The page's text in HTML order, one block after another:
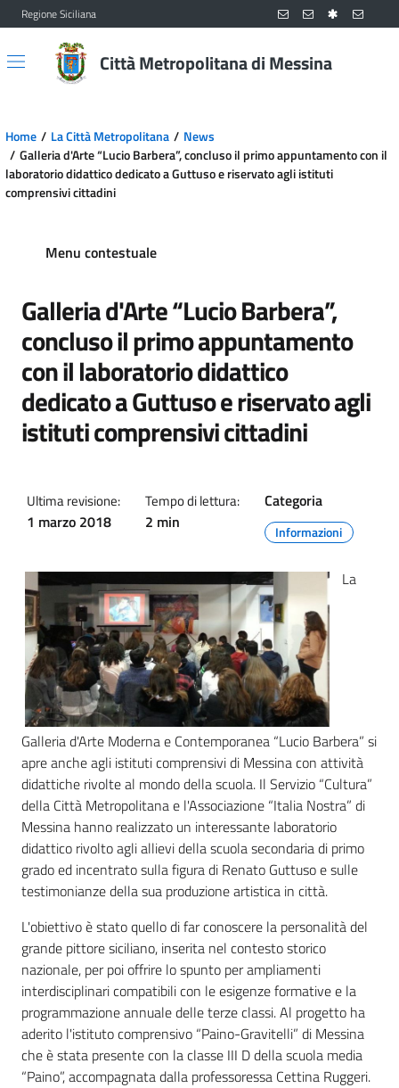
Vai al contenuto principale
Vai al menu principale
Regione Siciliana
Città Metropolitana di Messina
Home La Città Metropolitana
News
Galleria d'Arte “Lucio Barbera”, concluso il primo appuntamento con il
laboratorio didattico dedicato a Guttuso e riservato agli istituti
comprensivi cittadini
Menu contestuale
Galleria d'Arte “Lucio Barbera”,
concluso il primo appuntamento
con il laboratorio didattico
dedicato a Guttuso e riservato agli
istituti comprensivi cittadini
Ultima revisione:
1 marzo 2018
Tempo di lettura:
2 min
Categoria
Informazioni
La
Galleria d'Arte Moderna e Contemporanea “Lucio Barbera” si
apre anche agli istituti comprensivi di Messina con attività
didattiche rivolte al mondo della scuola. Il Servizio “Cultura”
della Città Metropolitana e l'Associazione “Italia Nostra” di
Messina hanno realizzato un interessante laboratorio
didattico rivolto agli allievi della scuola secondaria di primo
grado ed incentrato sulla figura di Renato Guttuso e sulle
testimonianze della sua produzione artistica in città.
L'obiettivo è stato quello di far conoscere la personalità del
grande pittore siciliano, inserita nel contesto storico
nazionale, per poi offrire lo spunto per ampliamenti
interdisciplinari compatibili con le esigenze formative e la
programmazione annuale delle terze classi. Al progetto ha
aderito l'istituto comprensivo “Paino-Gravitelli” di Messina
che è stata presente con la classe III D della scuola media
“Paino”, accompagnata dalla professoressa Cettina Ruggeri.